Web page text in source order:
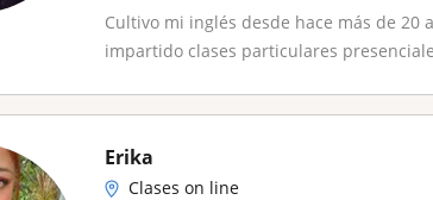
Cultivo mi inglés desde hace más de 20
impartido clases particulares
Erika
Clases on line